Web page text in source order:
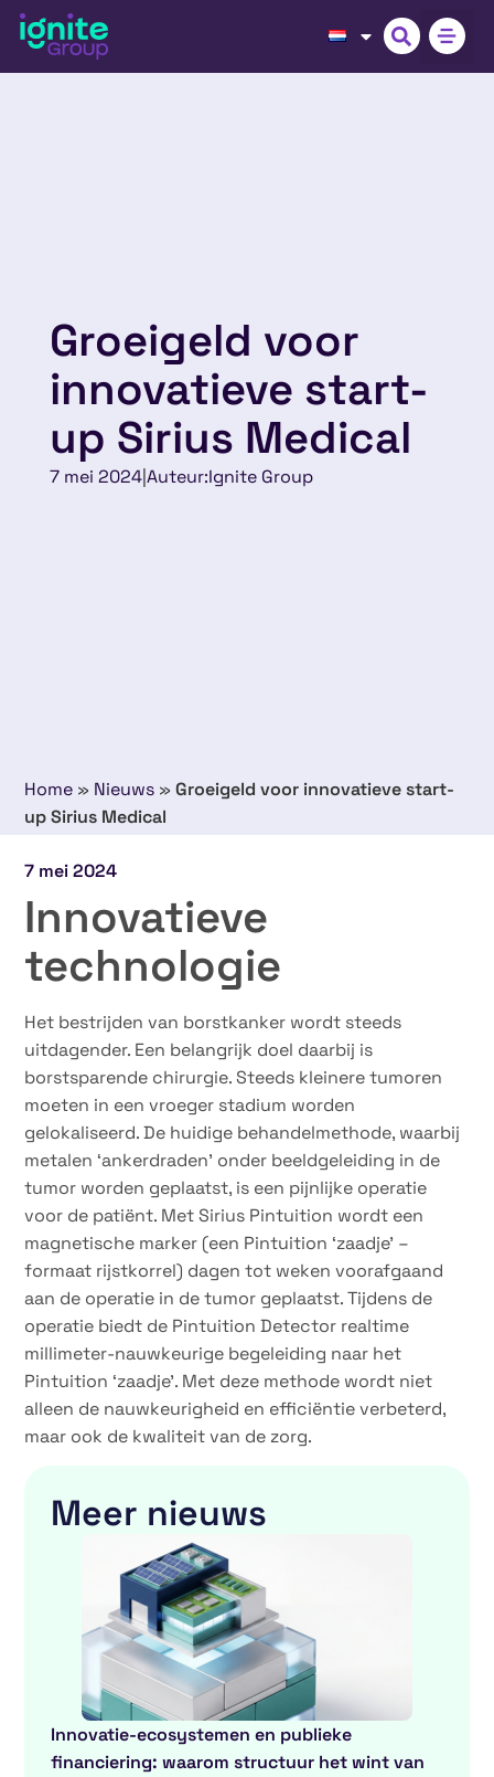
Groeigeld voor
innovatieve start-
up Sirius Medical
7 mei 2024|Auteur:Ignite Group
Home » Nieuws »Groeigeld voor innovatieve start-
up Sirius Medical
7 mei 2024
Innovatieve
technologie
Het bestrijden van borstkanker wordt steeds
uitdagender. Een belangrijk doel daarbij is
borstsparende chirurgie. Steeds kleinere tumoren
moeten in een vroeger stadium worden
gelokaliseerd. De huidige behandelmethode, waarbij
metalen ‘ankerdraden’ onder beeldgeleiding in de
tumor worden geplaatst, is een pijnlijke operatie
voor de patiënt. Met Sirius Pintuition wordt een
magnetische marker (een Pintuition ‘zaadje’ –
formaat rijstkorrel) dagen tot weken voorafgaand
aan de operatie in de tumor geplaatst. Tijdens de
operatie biedt de Pintuition Detector realtime
millimeter-nauwkeurige begeleiding naar het
Pintuition ‘zaadje’. Met deze methode wordt niet
alleen de nauwkeurigheid en efficiëntie verbeterd,
maar ook de kwaliteit van de zorg.
Meer nieuws
Innovatie-ecosystemen en publieke
financiering: waarom structuur het wint van